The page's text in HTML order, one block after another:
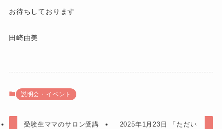
お待ちしております
田崎由美
説明会・イベント
受験生ママのサロン受講
2025年1月23日 「ただい